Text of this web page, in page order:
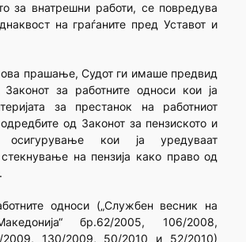
за внатрешни работи, се повредува
на граѓаните пред Уставот и
ова прашање, Судот ги имаше предвид
за работните односи кои ја
за престанок на работниот
од Законот за пензиското и
осигурување кои ја уредуваат
стекнување на пензија како право од
односи („Службен весник на
бр.62/2005, 106/2008,
2009, 130/2009, 50/2010 и 52/2010)